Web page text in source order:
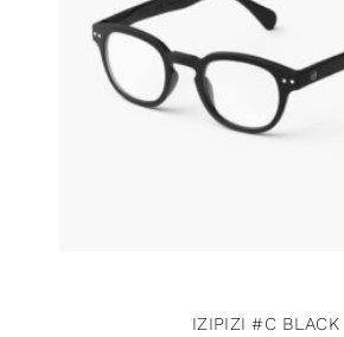
IZIPIZI #C BLACK